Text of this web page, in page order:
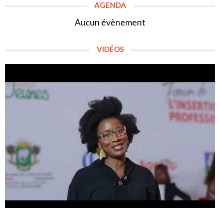
AGENDA
Aucun évènement
VIDÉOS